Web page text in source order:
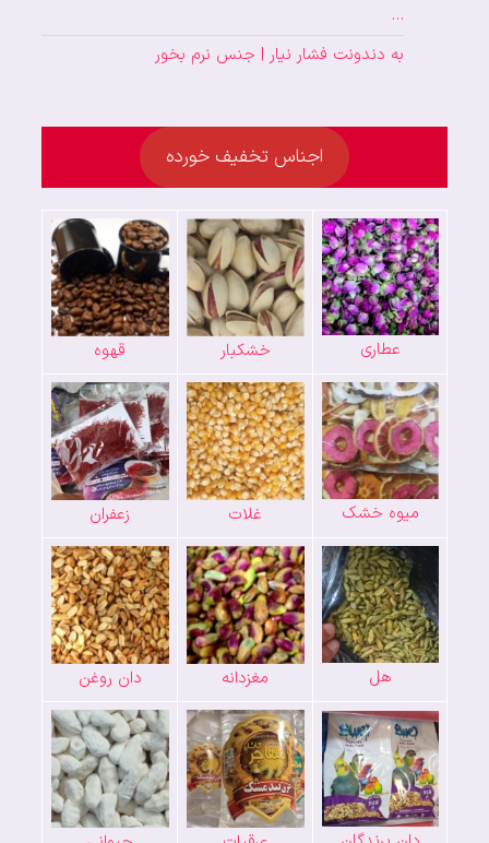
…
به دندونت فشار نیار | جنس نرم بخور
اجناس تخفیف خورده
عطاری خشکبار قهوه
میوه خشک غلات زعفران
هل مغزدانه دان روغن